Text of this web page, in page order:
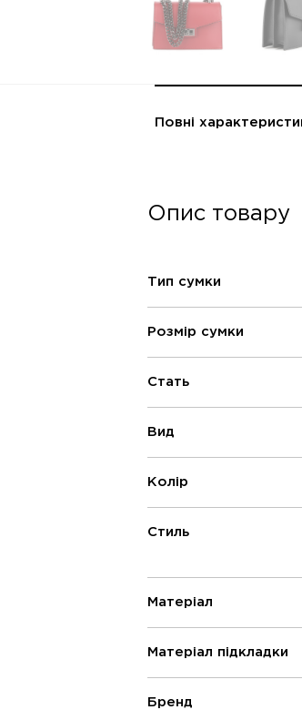
Повні
Опис товару
Тип сумки
Розмір сумки
Стать
Вид
Колір
Стиль
Матеріал
Матеріал підкладки
Бренд